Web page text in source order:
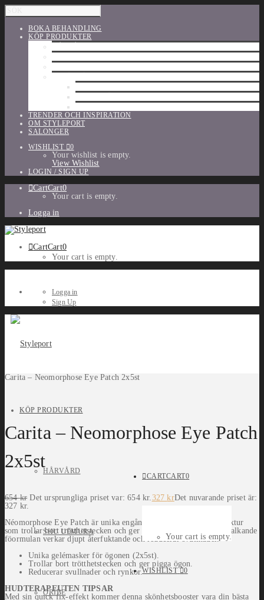
BOKA BEHANDLING
KÖP PRODUKTER
TRENDER OCH INSPIRATION
OM STYLEPORT
SALONGER
WISHLIST
0
Your wishlist is empty.
View Wishlist
LOGIN / SIGN UP
CartCart0
Your cart is empty.
Logga in
CartCart0
Your cart is empty.
Logga in
Sign Up
KÖP PRODUKTER
HÅRVÅRD
SHU UEMURA
ORIBE
CARTCART0
Your cart is empty.
WISHLIST 0
Carita – Neomorphose Eye Patch 2x5st
Carita – Neomorphose Eye Patch
2x5st
654kr Det ursprungliga priset var: 654 kr.327krDet nuvarande priset är:
327 kr.
Néomorphose Eye Patch är unika engångsmasker med hydrogeltextur
som trollar bort trötthetstecken och ger pigga ögon. Den sköna svalkande
föormulan verkar djupt återfuktande och reducerar svullnader.
Unika gelémasker för ögonen (2x5st).
Trollar bort trötthetstecken och ger pigga ögon.
Reducerar svullnader och rynkor.
HUDTERAPEUTEN TIPSAR
Med sin quick fix-effekt kommer denna skönhetsbooster vara din bästa